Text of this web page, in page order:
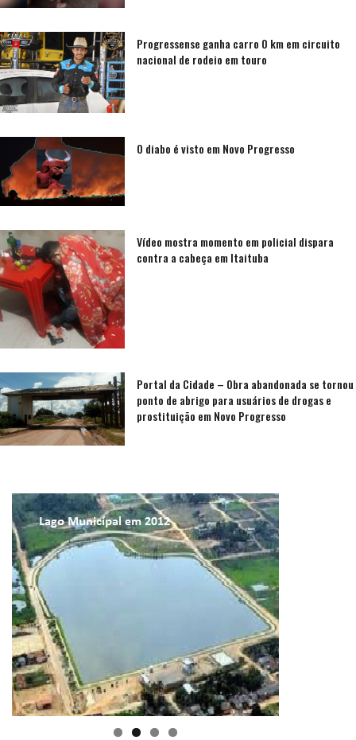
Progressense ganha carro 0 km em circuito
nacional de rodeio em touro
O diabo é visto em Novo Progresso
Vídeo mostra momento em policial dispara
contra a cabeça em Itaituba
Portal da Cidade – Obra abandonada se tornou
ponto de abrigo para usuários de drogas e
prostituição em Novo Progresso